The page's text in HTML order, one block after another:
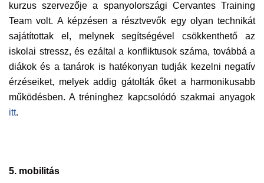
kurzus szervezője a spanyolországi Cervantes Training
Team volt. A képzésen a résztvevők egy olyan technikát
sajátítottak el, melynek segítségével csökkenthető az
iskolai stressz, és ezáltal a konfliktusok száma, továbbá a
diákok és a tanárok is hatékonyan tudják kezelni negatív
érzéseiket, melyek addig gátolták őket a harmonikusabb
működésben. A tréninghez kapcsolódó szakmai anyagok
itt.
5. mobilitás